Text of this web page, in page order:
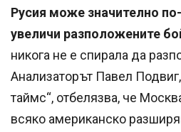
Русия може значително
увеличи разположените
никога не е спирала да
Анализаторът Павел
таймс“, отбелязва, че
всяко американско